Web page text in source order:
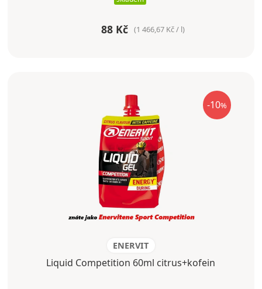
88 Kč (1 466,67 Kč / l)
-10%
ENERVIT
Liquid Competition 60ml citrus+kofein